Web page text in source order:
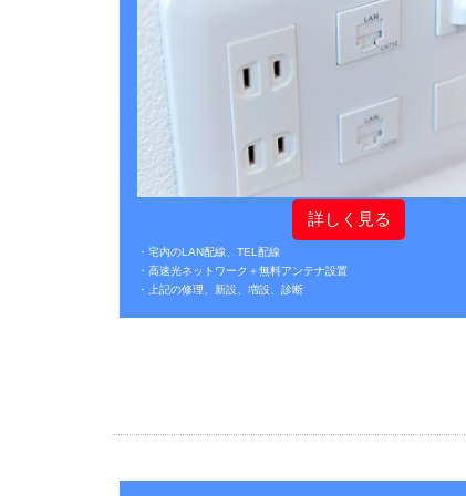
詳しく見る
・宅内のLAN配線、TEL配線
・高速光ネットワーク＋無料アンテナ設置
・上記の修理、新設、増設、診断